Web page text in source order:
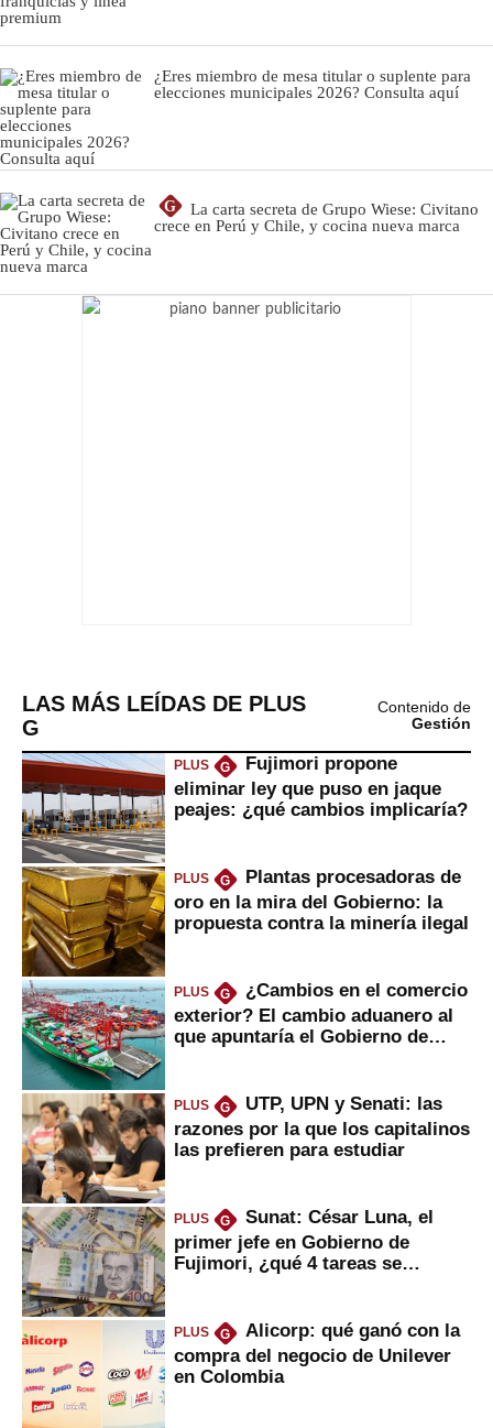
¿Eres miembro de mesa titular o suplente para
elecciones municipales 2026? Consulta aquí
G
La carta secreta de Grupo Wiese: Civitano
crece en Perú y Chile, y cocina nueva marca
LAS MÁS LEÍDAS DE PLUS
G
Contenido de
Gestión
PLUS G
Fujimori propone
eliminar ley que puso en jaque
peajes: ¿qué cambios implicaría?
PLUS G
Plantas procesadoras de
oro en la mira del Gobierno: la
propuesta contra la minería ilegal
PLUS G
¿Cambios en el comercio
exterior? El cambio aduanero al
que apuntaría el Gobierno de
PLUS G
UTP, UPN y Senati: las
razones por la que los capitalinos
las prefieren para estudiar
PLUS G
Sunat: César Luna, el
primer jefe en Gobierno de
Fujimori, ¿qué 4 tareas se
PLUS G
Alicorp: qué ganó con la
compra del negocio de Unilever
en Colombia